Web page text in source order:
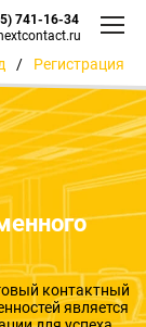
контактный
является
741-16-34
/ Регистрация